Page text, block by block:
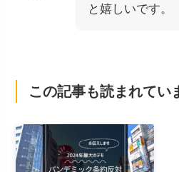
と嬉しいです。
この記事も読まれてい